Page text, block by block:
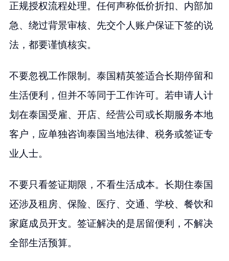
正规授权流程处理。任何声称低价折扣、内部加
急、绕过背景审核、先交个人账户保证下签的说
法，都要谨慎核实。
不要忽视工作限制。泰国精英签适合长期停留和
生活便利，但并不等同于工作许可。若申请人计
划在泰国受雇、开店、经营公司或长期服务本地
客户，应单独咨询泰国当地法律、税务或签证专
业人士。
不要只看签证期限，不看生活成本。长期住泰国
还涉及租房、保险、医疗、交通、学校、餐饮和
家庭成员开支。签证解决的是居留便利，不解决
全部生活预算。